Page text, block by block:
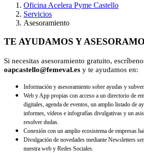
Oficina Acelera Pyme Castello
Servicios
Asesoramiento
TE AYUDAMOS Y
Si necesitas asesoramiento gratuito,
oapcastello@femeval.es y te ayudamos en:
Información y asesoramiento sobre ayudas y
Web y App propias con acceso a un directorio de
digitales, agenda de eventos, un amplio listado de
informes, vídeos e infografías divulgativas y un
resolver dudas.
Conexión con un amplio ecosistema de empresas
Divulgación de novedades mediante Newsletters
nuestra web y Redes Sociales.